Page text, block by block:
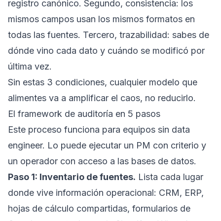
registro canónico. Segundo, consistencia: los
mismos campos usan los mismos formatos en
todas las fuentes. Tercero, trazabilidad: sabes de
dónde vino cada dato y cuándo se modificó por
última vez.
Sin estas 3 condiciones, cualquier modelo que
alimentes va a amplificar el caos, no reducirlo.
El framework de auditoría en 5 pasos
Este proceso funciona para equipos sin data
engineer. Lo puede ejecutar un PM con criterio y
un operador con acceso a las bases de datos.
Paso 1: Inventario de fuentes. Lista cada lugar
donde vive información operacional: CRM, ERP,
hojas de cálculo compartidas, formularios de